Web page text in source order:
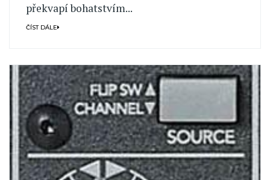
překvapí bohatstvím...
ČÍST DÁLE